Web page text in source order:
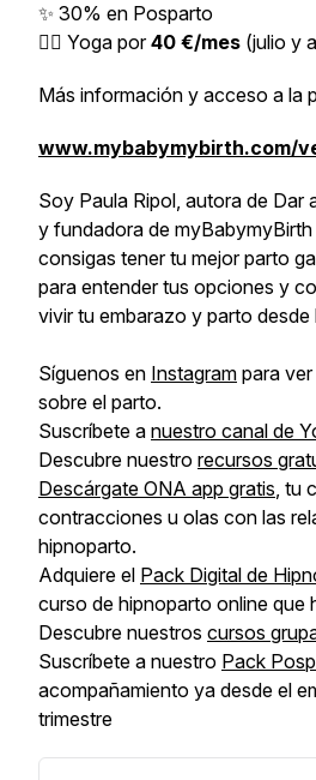
✨ 30% en Posparto
🧘‍♀️ Yoga por40 €/mes (julio y
Más información y acceso a la
www.mybabymybirth.com/
Soy Paula Ripol, autora de Dar
y fundadora de
consigas tener tu mejor parto
para entender tus opciones y
vivir tu embarazo y parto desde
Síguenos en Instagram para
sobre el parto.
Suscríbete a nuestro canal de
Descubre nuestro recursos
Descárgate ONA app gratis, tu
contracciones u olas con las
hipnoparto.
Adquiere el Pack Digital de
curso de hipnoparto online que
Descubre nuestros cursos
Suscríbete a nuestro Pack
acompañamiento ya desde el
trimestre